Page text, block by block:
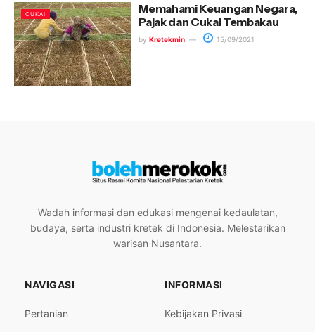
CUKAI
Memahami Keuangan Negara,
Pajak dan Cukai Tembakau
by Kretekmin 15/09/2021
Wadah informasi dan edukasi mengenai kedaulatan,
budaya, serta industri kretek di Indonesia. Melestarikan
warisan Nusantara.
NAVIGASI
Pertanian
INFORMASI
Kebijakan Privasi